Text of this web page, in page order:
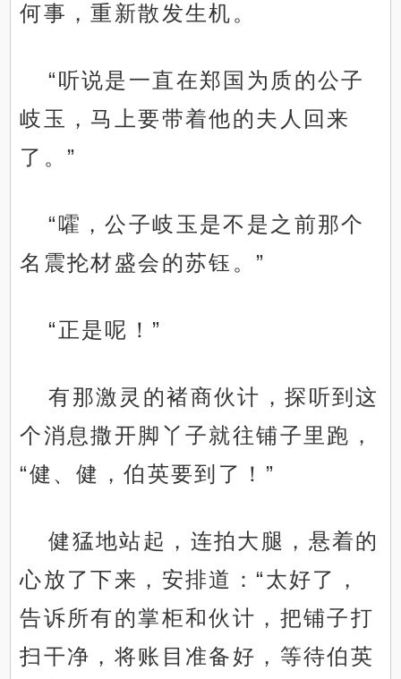
何事，重新散发生机。
“听说是一直在郑国为质的公子
岐玉，马上要带着他的夫人回来
了。”
“嚯，公子岐玉是不是之前那个
名震抡材盛会的苏钰。”
“正是呢！”
有那激灵的褚商伙计，探听到这
个消息撒开脚丫子就往铺子里跑，
“健、健，伯英要到了！”
健猛地站起，连拍大腿，悬着的
心放了下来，安排道：“太好了，
告诉所有的掌柜和伙计，把铺子打
扫干净，将账目准备好，等待伯英